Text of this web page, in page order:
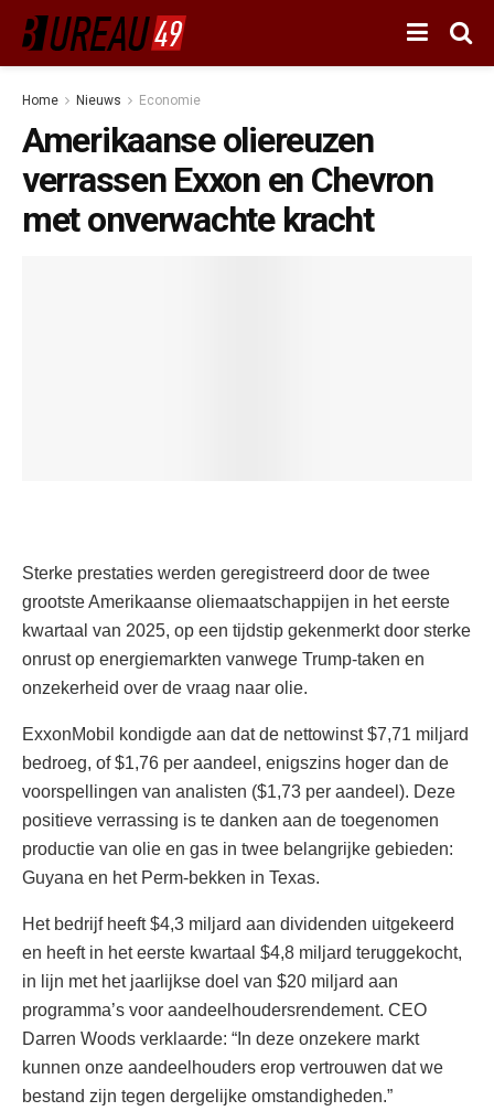
Home Nieuws Economie
Amerikaanse oliereuzen
verrassen Exxon en Chevron
met onverwachte kracht
Sterke prestaties werden geregistreerd door de twee
grootste Amerikaanse oliemaatschappijen in het eerste
kwartaal van 2025, op een tijdstip gekenmerkt door sterke
onrust op energiemarkten vanwege Trump-taken en
onzekerheid over de vraag naar olie.
ExxonMobil kondigde aan dat de nettowinst $7,71 miljard
bedroeg, of $1,76 per aandeel, enigszins hoger dan de
voorspellingen van analisten ($1,73 per aandeel). Deze
positieve verrassing is te danken aan de toegenomen
productie van olie en gas in twee belangrijke gebieden:
Guyana en het Perm-bekken in Texas.
Het bedrijf heeft $4,3 miljard aan dividenden uitgekeerd
en heeft in het eerste kwartaal $4,8 miljard teruggekocht,
in lijn met het jaarlijkse doel van $20 miljard aan
programma’s voor aandeelhoudersrendement. CEO
Darren Woods verklaarde: “In deze onzekere markt
kunnen onze aandeelhouders erop vertrouwen dat we
bestand zijn tegen dergelijke omstandigheden.”